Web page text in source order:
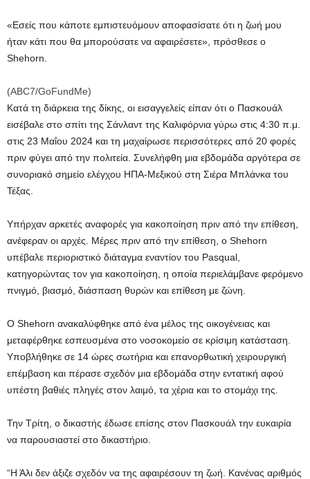
«Εσείς που κάποτε εμπιστευόμουν αποφασίσατε ότι η ζωή μου
ήταν κάτι που θα μπορούσατε να αφαιρέσετε», πρόσθεσε ο
Shehorn.
(ABC7/GoFundMe)
Κατά τη διάρκεια της δίκης, οι εισαγγελείς είπαν ότι ο Πασκουάλ
εισέβαλε στο σπίτι της Σάνλαντ της Καλιφόρνια γύρω στις 4:30 π.μ.
στις 23 Μαΐου 2024 και τη μαχαίρωσε περισσότερες από 20 φορές
πριν φύγει από την πολιτεία. Συνελήφθη μια εβδομάδα αργότερα σε
συνοριακό σημείο ελέγχου ΗΠΑ-Μεξικού στη Σιέρα Μπλάνκα του
Τέξας.
Υπήρχαν αρκετές αναφορές για κακοποίηση πριν από την επίθεση,
ανέφεραν οι αρχές. Μέρες πριν από την επίθεση, ο Shehorn
υπέβαλε περιοριστικό διάταγμα εναντίον του Pasqual,
κατηγορώντας τον για κακοποίηση, η οποία περιελάμβανε φερόμενο
πνιγμό, βιασμό, διάσπαση θυρών και επίθεση με ζώνη.
Ο Shehorn ανακαλύφθηκε από ένα μέλος της οικογένειας και
μεταφέρθηκε εσπευσμένα στο νοσοκομείο σε κρίσιμη κατάσταση.
Υποβλήθηκε σε 14 ώρες σωτήρια και επανορθωτική χειρουργική
επέμβαση και πέρασε σχεδόν μια εβδομάδα στην εντατική αφού
υπέστη βαθιές πληγές στον λαιμό, τα χέρια και το στομάχι της.
Την Τρίτη, ο δικαστής έδωσε επίσης στον Πασκουάλ την ευκαιρία
να παρουσιαστεί στο δικαστήριο.
“Η Άλι δεν άξιζε σχεδόν να της αφαιρέσουν τη ζωή. Κανένας αριθμός